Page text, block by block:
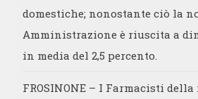
domestiche; nonostante ciò la
Amministrazione è riuscita a
in media del 2,5 percento.
FROSINONE – I Farmacisti